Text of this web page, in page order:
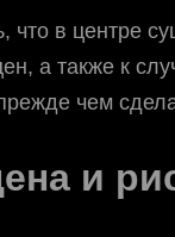
что в центре
а также к
чем
и